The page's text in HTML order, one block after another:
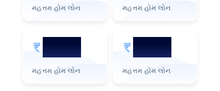
મહત્તમ હોમ લોન
3 કરોડ
મહત્તમ હોમ લોન
મહત્તમ હોમ લોન
1 કરોડ
મહત્તમ હોમ લોન